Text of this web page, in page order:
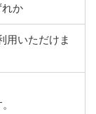
か
用いただけま